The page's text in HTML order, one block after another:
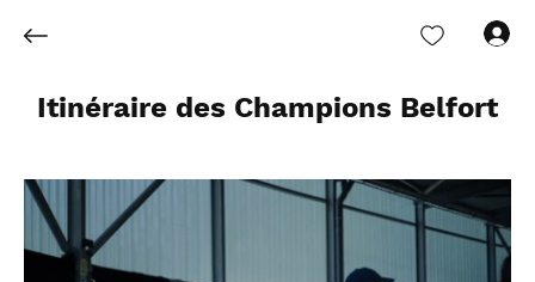
Se connecter
Itinéraire des Champions Belfort